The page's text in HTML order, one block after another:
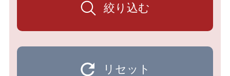
絞り込む
リセット